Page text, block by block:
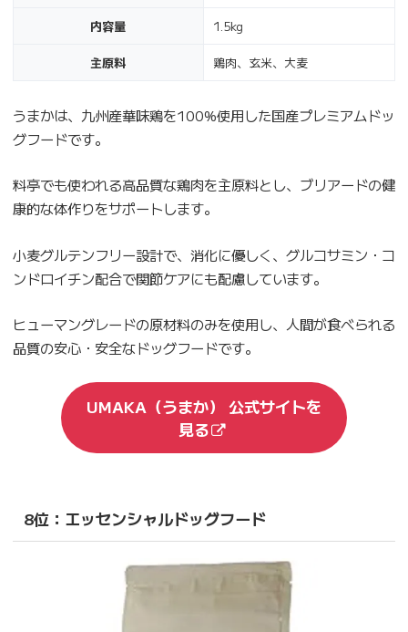
内容量 1.5kg
主原料 鶏肉、玄米、大麦
うまかは、九州産華味鶏を100%使用した国産プレミアムドッ
グフードです。
料亭でも使われる高品質な鶏肉を主原料とし、ブリアードの健
康的な体作りをサポートします。
小麦グルテンフリー設計で、消化に優しく、グルコサミン・コ
ンドロイチン配合で関節ケアにも配慮しています。
ヒューマングレードの原材料のみを使用し、人間が食べられる
品質の安心・安全なドッグフードです。
UMAKA（うまか） 公式サイトを
見る
8位：エッセンシャルドッグフード